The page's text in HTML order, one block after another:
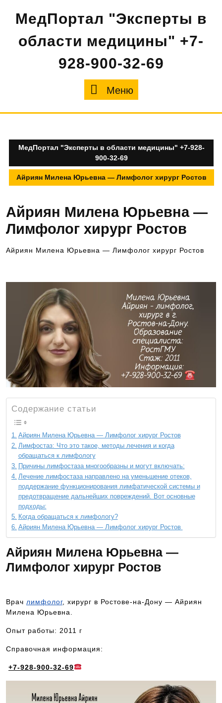
содержимому
МедПортал "Эксперты в
области медицины" +7-
928-900-32-69
Меню
МедПортал "Эксперты в области медицины" +7-928-
900-32-69
Айриян Милена Юрьевна — Лимфолог хирург Ростов
Айриян Милена Юрьевна —
Лимфолог хирург Ростов
Айриян Милена Юрьевна — Лимфолог хирург Ростов
Содержание статьи
Айриян Милена Юрьевна — Лимфолог хирург Ростов
Лимфостаз: Что это такое, методы лечения и когда
обращаться к лимфологу
Причины лимфостаза многообразны и могут включать:
Лечение лимфостаза направлено на уменьшение отеков,
поддержание функционирования лимфатической системы и
предотвращение дальнейших повреждений. Вот основные
подходы:
Когда обращаться к лимфологу?
Айриян Милена Юрьевна — Лимфолог хирург Ростов
Айриян Милена Юрьевна —
Лимфолог хирург Ростов
Врач лимфолог, хирург в Ростове-на-Дону — Айриян
Милена Юрьевна.
Опыт работы: 2011 г
Справочная информация:
+7-928-900-32-69